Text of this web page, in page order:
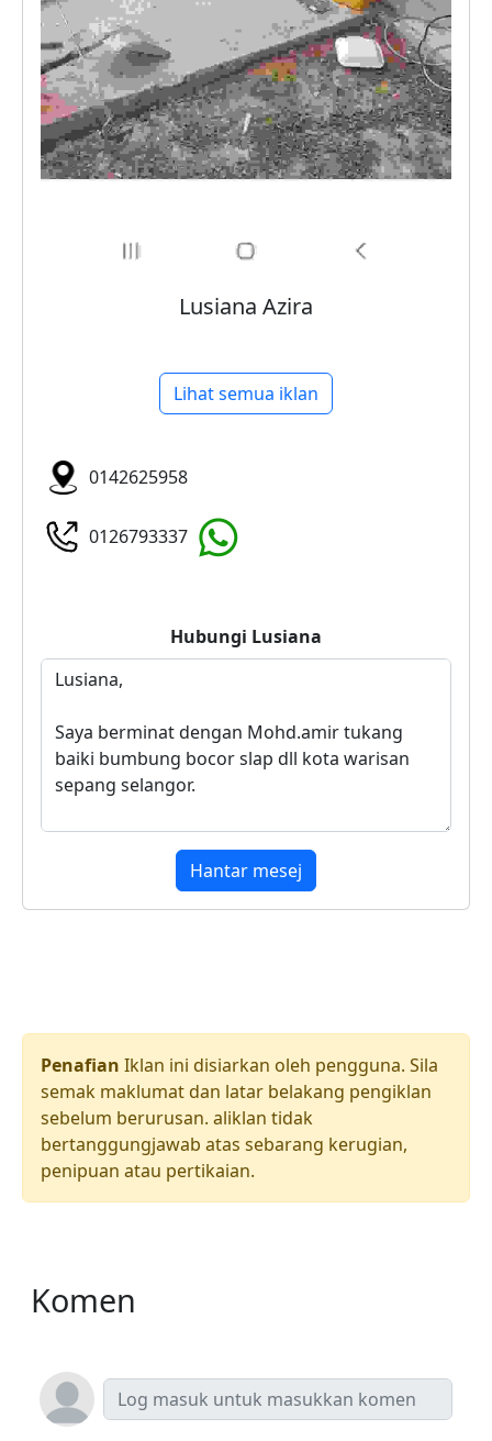
Lusiana Azira
Lihat semua iklan
0142625958
0126793337
Hubungi Lusiana
Hantar mesej
Penafian Iklan ini disiarkan oleh pengguna. Sila
semak maklumat dan latar belakang pengiklan
sebelum berurusan. aliklan tidak
bertanggungjawab atas sebarang kerugian,
penipuan atau pertikaian.
Komen